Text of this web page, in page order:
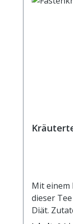
Mit einem
dieser
Diät.